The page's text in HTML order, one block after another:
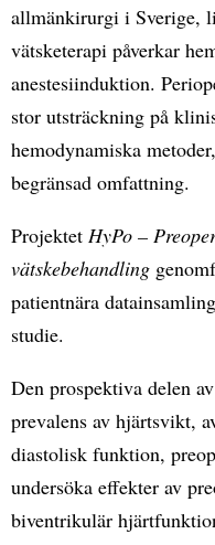
allmänkirurgi i Sverige,
vätsketerapi påverkar
anestesiinduktion.
stor utsträckning på
hemodynamiska
begränsad omfattning.
Projektet HyPo –
vätskebehandling
patientnära
studie.
Den prospektiva delen
prevalens av hjärtsvikt,
diastolisk funktion,
undersöka effekter av
biventrikulär